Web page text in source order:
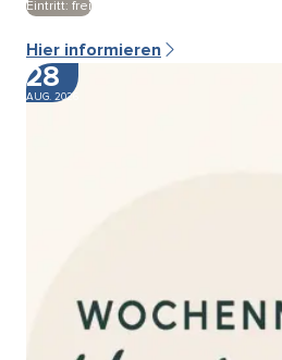
Eintritt: frei
Hier informieren
28
AUG. 2026